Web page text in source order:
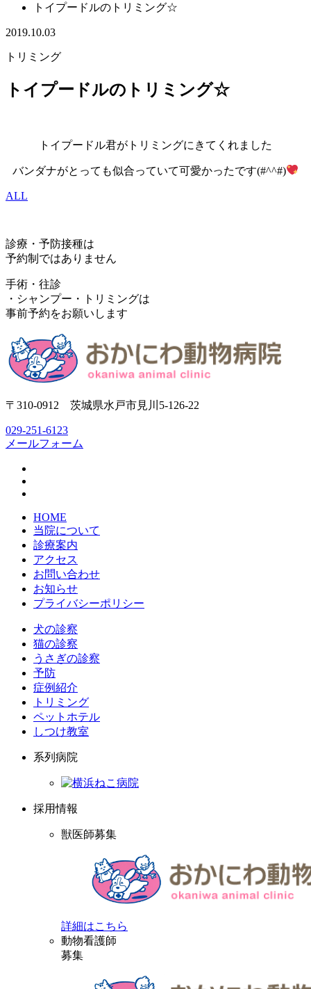
トイプードルのトリミング☆
2019.10.03
トリミング
トイプードルのトリミング☆
トイプードル君がトリミングにきてくれました
バンダナがとっても似合っていて可愛かったです(#^^#)
ALL
診療・予防接種は
予約制ではありません
手術・往診
・シャンプー・トリミングは
事前予約をお願いします
〒310-0912 茨城県水戸市見川5-126-22
029-251-6123
メールフォーム
HOME
当院について
診療案内
アクセス
お問い合わせ
お知らせ
プライバシーポリシー
犬の診察
猫の診察
うさぎの診察
予防
症例紹介
トリミング
ペットホテル
しつけ教室
系列病院
採用情報
獣医師募集
詳細はこちら
動物看護師
募集